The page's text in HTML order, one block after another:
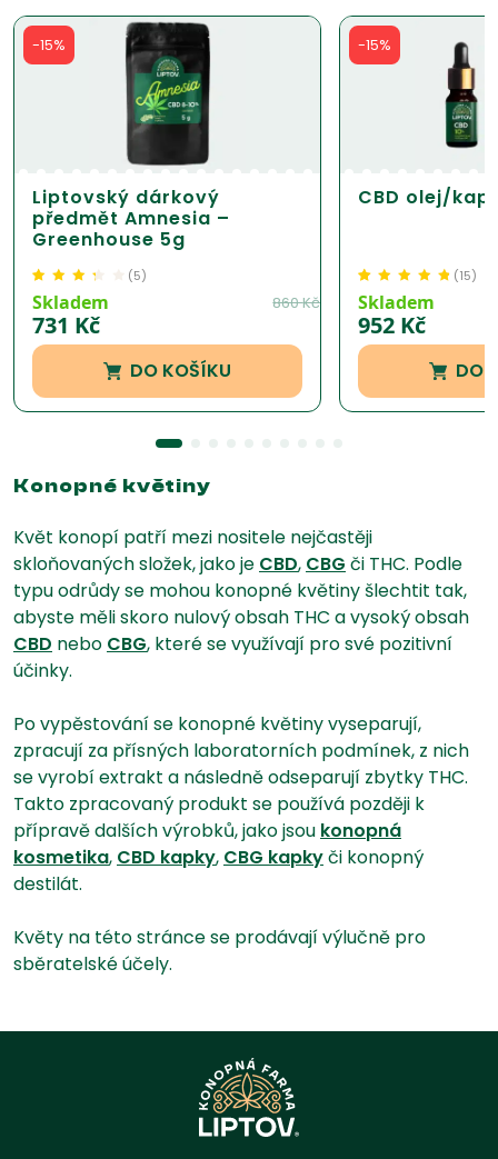
-15%
Liptovský dárkový
předmět Amnesia –
Greenhouse 5g
Hodnoceno
3.30 z 5 na
5
(5)
Skladem
731 Kč
860Kč
DO KOŠÍKU
-15%
CBD olej/
Hodnoceno
z 5 na základě
15
(15)
Skladem
952 Kč
DO
Konopné květiny
Květ konopí patří mezi nositele nejčastěji
skloňovaných složek, jako je CBD, CBG či THC. Podle
typu odrůdy se mohou konopné květiny šlechtit tak,
abyste měli skoro nulový obsah THC a vysoký obsah
CBD nebo CBG, které se využívají pro své pozitivní
účinky.
Po vypěstování se konopné květiny vyseparují,
zpracují za přísných laboratorních podmínek, z nich
se vyrobí extrakt a následně odseparují zbytky THC.
Takto zpracovaný produkt se používá později k
přípravě dalších výrobků, jako jsou konopná
kosmetika, CBD kapky, CBG kapkyči konopný
destilát.
Květy na této stránce se prodávají výlučně pro
sběratelské účely.